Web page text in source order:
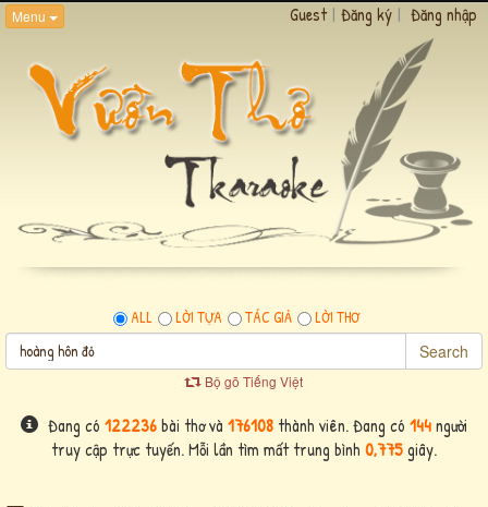
Menu Guest | Đăng ký | Đăng nhập
ALL LỜI TỰA TÁC GIẢ LỜI THƠ
Search
Bộ gõ Tiếng Việt
Đang có 122236bài thơ và 176108 thành viên. Đang có 144người
truy cập trực tuyến. Mỗi lần tìm mất trung bình 0,775giây.